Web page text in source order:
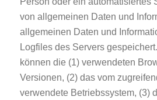
von allgemeinen Daten und
allgemeinen Daten und
Logfiles des Servers
können die (1) verwendeten
Versionen, (2) das vom
verwendete Betriebssystem, (3)